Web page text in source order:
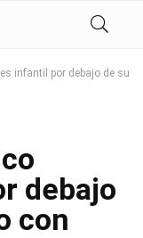
infantil por debajo de su
debajo
con